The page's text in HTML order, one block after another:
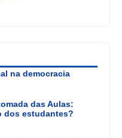
na democracia
das Aulas:
dos estudantes?